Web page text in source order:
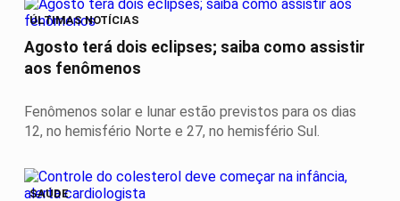
ÚLTIMAS NOTÍCIAS
Agosto terá dois eclipses; saiba como assistir
aos fenômenos
Fenômenos solar e lunar estão previstos para os dias
12, no hemisfério Norte e 27, no hemisfério Sul.
SAÚDE